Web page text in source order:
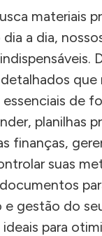
materiais
a dia,
que
de
planilhas
finanças,
suas
e gestão do
para